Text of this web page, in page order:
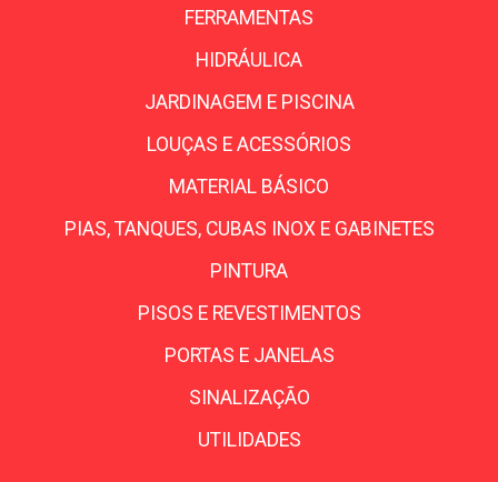
FERRAMENTAS
HIDRÁULICA
JARDINAGEM E PISCINA
LOUÇAS E ACESSÓRIOS
MATERIAL BÁSICO
PIAS, TANQUES, CUBAS INOX E GABINETES
PINTURA
PISOS E REVESTIMENTOS
PORTAS E JANELAS
SINALIZAÇÃO
UTILIDADES